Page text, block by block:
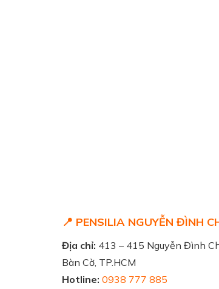
📍 PENSILIA NGUYỄN ĐÌNH
Địa chỉ: 413 – 415 Nguyễn Đình
Bàn Cờ, TP.HCM
Hotline: 0938 777 885